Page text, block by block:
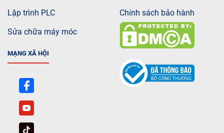
Lập trình PLC
Sửa chữa máy móc
MẠNG XÃ HỘI
Chính sách bảo hành